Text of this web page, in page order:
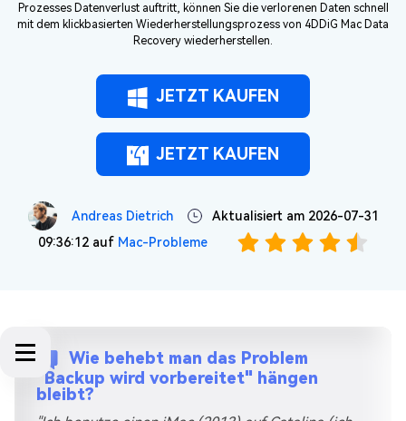
Prozesses Datenverlust auftritt, können Sie die verlorenen Daten schnell
mit dem klickbasierten Wiederherstellungsprozess von 4DDiG Mac Data
Recovery wiederherstellen.
JETZT KAUFEN
JETZT KAUFEN
Andreas Dietrich
Aktualisiert am 2026-07-31
09:36:12 auf Mac-Probleme
Wie behebt man das Problem
"Backup wird vorbereitet" hängen
bleibt?